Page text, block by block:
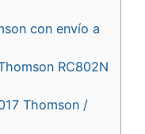
con envío a
RC802N
Thomson /